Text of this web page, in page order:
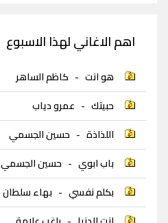
اهم الاغاني لهذا الاسبوع
هو انت - كاظم الساهر
حبيتك - عمرو دياب
اللذاذة - حسين الجسمي
باب ابوي - حسين الجسمي
بكلم نفسي - بهاء سلطان